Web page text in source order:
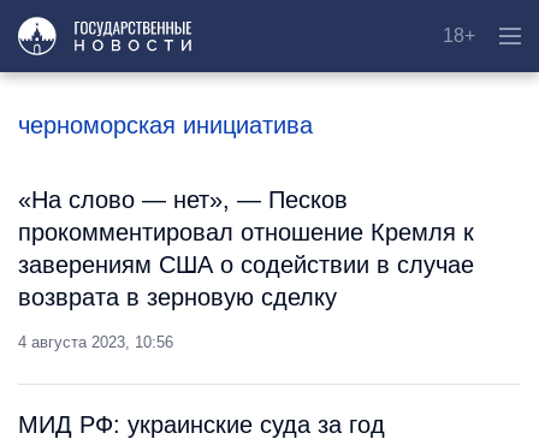
18+
черноморская инициатива
«На слово — нет», — Песков
прокомментировал отношение Кремля к
заверениям США о содействии в случае
возврата в зерновую сделку
4 августа 2023, 10:56
МИД РФ: украинские суда за год